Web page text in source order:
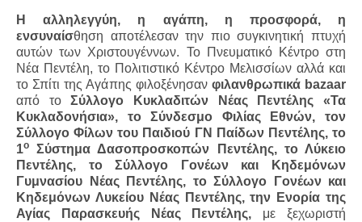
Η αλληλεγγύη, η αγάπη, η προσφορά, η
ενσυναίσθηση αποτέλεσαν την πιο συγκινητική πτυχή
αυτών των Χριστουγέννων. Το Πνευματικό Κέντρο στη
Νέα Πεντέλη, το Πολιτιστικό Κέντρο Μελισσίων αλλά και
το Σπίτι της Αγάπης φιλοξένησαν φιλανθρωπικά bazaar
από τοΣύλλογο Κυκλαδιτών Νέας Πεντέλης «Τα
Κυκλαδονήσια», το Σύνδεσμο Φιλίας Εθνών, τον
Σύλλογο Φίλων του Παιδιού ΓΝ Παίδων Πεντέλης, το
1ο
Σύστημα Δασοπροσκοπών Πεντέλης, το Λύκειο
Πεντέλης, το Σύλλογο Γονέων και Κηδεμόνων
Γυμνασίου Νέας Πεντέλης, το Σύλλογο Γονέων και
Κηδεμόνων Λυκείου Νέας Πεντέλης, την Ενορία της
Αγίας Παρασκευής Νέας Πεντέλης, με ξεχωριστή